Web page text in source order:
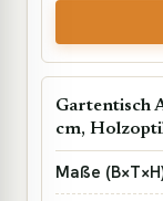
Gartentisch
cm,